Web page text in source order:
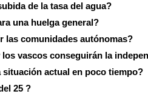
de la tasa del agua?
una huelga general?
las comunidades autónomas?
vascos conseguirán la
situación actual en poco tiempo?
25 ?